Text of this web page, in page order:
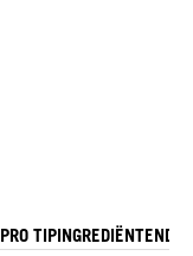
PRO TIPINGREDIËNTEN